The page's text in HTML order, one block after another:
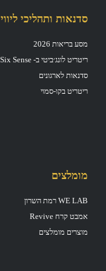
סדנאות ותהליכי ליווי
מסע בריאות 2026
ריטריט לונג׳ביטי ב- Six Sense שחרות
סדנאות לארגונים
ריטריט בקו-סמוי
מומלצים
WE LAB רמת השרון
אמבט קרח Revive
מוצרים מומלצים